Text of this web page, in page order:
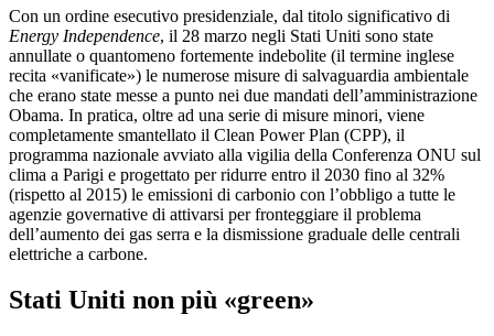
Con un ordine esecutivo presidenziale, dal titolo significativo di
Energy Independence, il 28 marzo negli Stati Uniti sono state
annullate o quantomeno fortemente indebolite (il termine inglese
recita «vanificate») le numerose misure di salvaguardia ambientale
che erano state messe a punto nei due mandati dell’amministrazione
Obama. In pratica, oltre ad una serie di misure minori, viene
completamente smantellato il Clean Power Plan (CPP), il
programma nazionale avviato alla vigilia della Conferenza ONU sul
clima a Parigi e progettato per ridurre entro il 2030 fino al 32%
(rispetto al 2015) le emissioni di carbonio con l’obbligo a tutte le
agenzie governative di attivarsi per fronteggiare il problema
dell’aumento dei gas serra e la dismissione graduale delle centrali
elettriche a carbone.
Stati Uniti non più «green»